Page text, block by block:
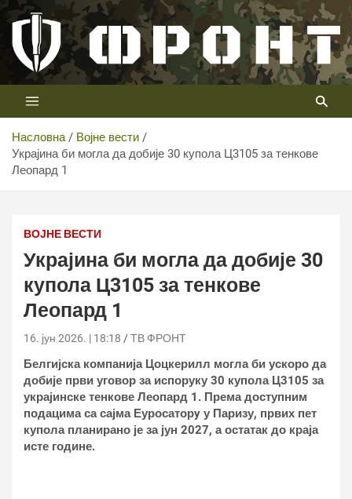
Скип
цонтент
Телевизија ФРОНТ
Први војни канал у Србији
Насловна
Војне вести
Украјина би могла да добије 30 купола Ц3105 за тенкове
Леопард 1
ВОЈНЕ ВЕСТИ
Украјина би могла да добије 30
купола Ц3105 за тенкове
Леопард 1
16. јун 2026. | 18:18 ТВ ФРОНТ
Белгијска компанија Цоцкерилл могла би ускоро да
добије први уговор за испоруку 30 купола Ц3105 за
украјинске тенкове Леопард 1. Према доступним
подацима са сајма Еуросаторy у Паризу, првих пет
купола планирано је за јун 2027, а остатак до краја
исте године.